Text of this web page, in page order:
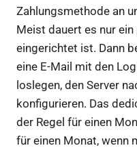
Zahlungsmethode an
Meist dauert es nur
eingerichtet ist. Dann
eine E-Mail mit den
loslegen, den Server
konfigurieren. Das
der Regel für einen
für einen Monat, wenn